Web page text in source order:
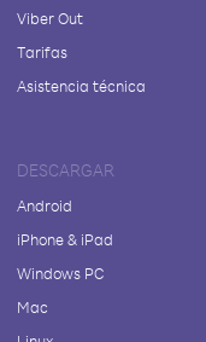
Viber Out
Tarifas
Asistencia técnica
DESCARGAR
Android
iPhone & iPad
Windows PC
Mac